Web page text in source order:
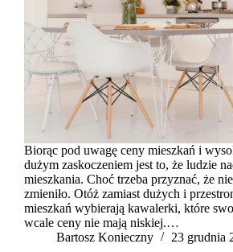
Biorąc pod uwagę ceny mieszkań i
dużym zaskoczeniem jest to, że ludzie
mieszkania. Choć trzeba przyznać, że
zmieniło. Otóż zamiast dużych i
mieszkań wybierają kawalerki, które
wcale ceny nie mają niskiej.…
Bartosz Konieczny
23 grudnia